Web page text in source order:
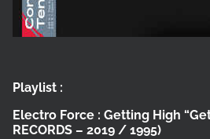
Playlist :
Electro Force : Getting High
RECORDS – 2019 / 1995)